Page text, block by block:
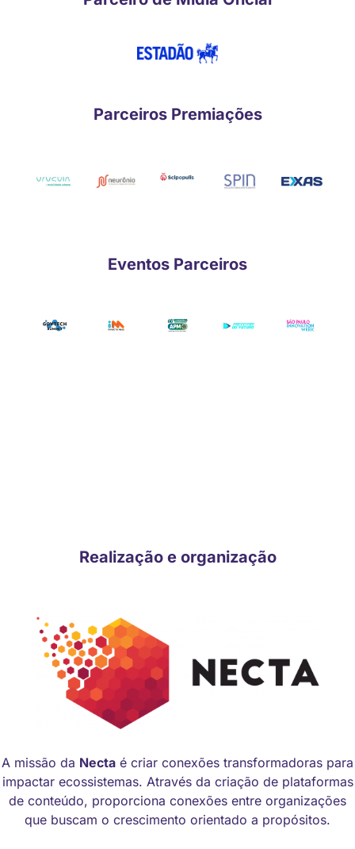
Parceiros Premiações
Eventos Parceiros
Realização e organização
A missão da Necta é criar conexões transformadoras para
impactar ecossistemas. Através da criação de plataformas
de conteúdo, proporciona conexões entre organizações
que buscam o crescimento orientado a propósitos.